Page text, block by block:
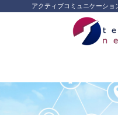
アクティブコミュニケーシ